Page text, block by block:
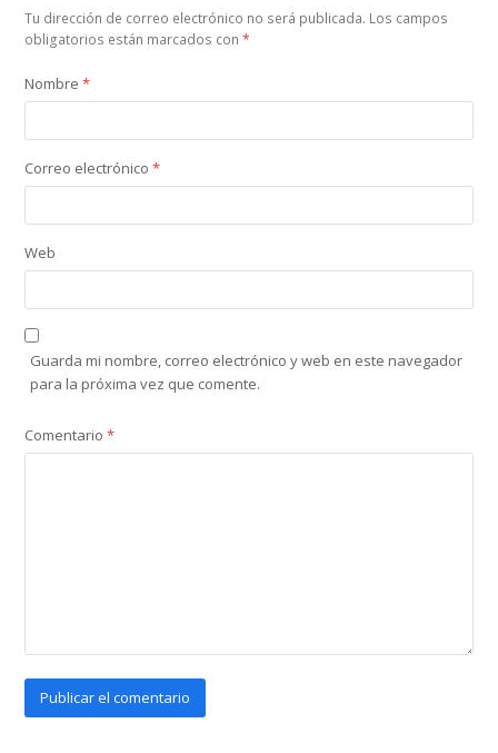
Tu dirección de correo electrónico no será publicada. Los campos
obligatorios están marcados con*
Nombre*
Correo electrónico*
Web
Guarda mi nombre, correo electrónico y web en este navegador
para la próxima vez que comente.
Comentario*